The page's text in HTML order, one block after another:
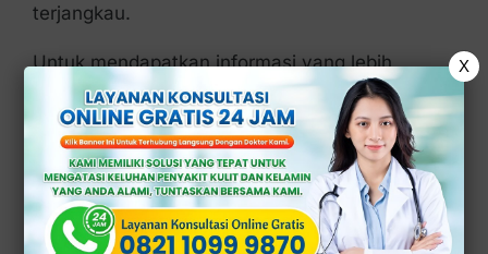
terjangkau.
Untuk mendapatkan informasi yang lebih
akurat, Anda bisa menghubungi dokter dan
melakukan konsultasi medis.
Mengapa demikian? Karena Mereka dapat
memberikan perkiraan biaya pengobatan
berdasarkan kebutuhan spesifik.
X